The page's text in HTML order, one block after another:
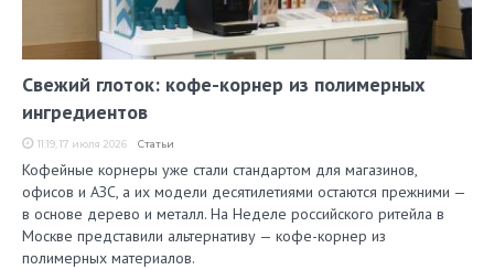
Свежий глоток: кофе-корнер из полимерных
ингредиентов
11:19, 17 июля 2026 Статьи
Кофейные корнеры уже стали стандартом для магазинов,
офисов и АЗС, а их модели десятилетиями остаются прежними —
в основе дерево и металл. На Неделе российского ритейла в
Москве представили альтернативу — кофе-корнер из
полимерных материалов.